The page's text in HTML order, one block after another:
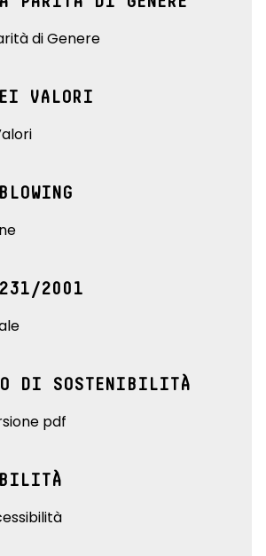
di Genere
VALORI
2001
DI SOSTENIBILITÀ
pdf